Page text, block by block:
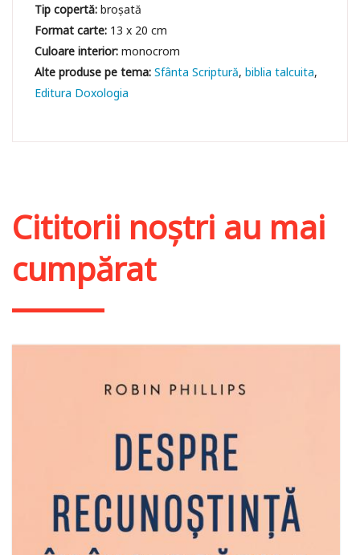
Tip copertă:broșată
Format carte: 13 x 20 cm
Culoare interior:monocrom
Sfânta Scriptură biblia talcuita
Editura Doxologia
Cititorii noștri au mai
cumpărat